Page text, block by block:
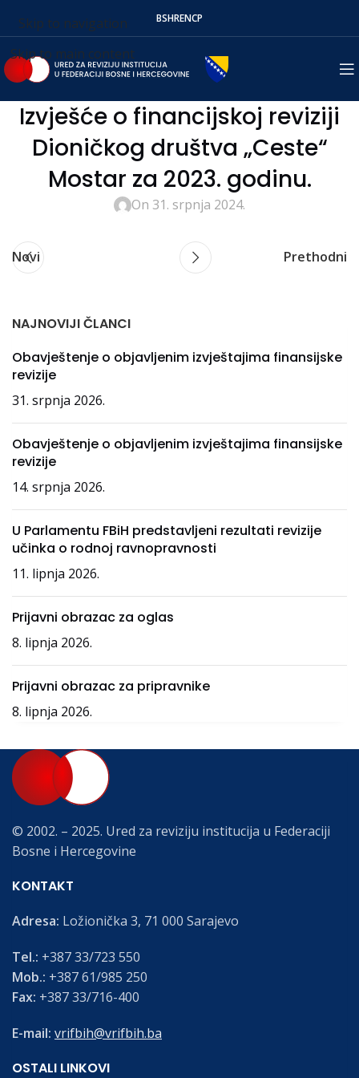
Skip to navigation
Skip to main content
BSHRENСР
Izvješće o financijskoj reviziji
Dioničkog društva „Ceste“
Mostar za 2023. godinu.
On 31. srpnja 2024.
Novi Prethodni
NAJNOVIJI ČLANCI
Obavještenje o objavljenim izvještajima finansijske
revizije
31. srpnja 2026.
Obavještenje o objavljenim izvještajima finansijske
revizije
14. srpnja 2026.
U Parlamentu FBiH predstavljeni rezultati revizije
učinka o rodnoj ravnopravnosti
11. lipnja 2026.
Prijavni obrazac za oglas
8. lipnja 2026.
Prijavni obrazac za pripravnike
8. lipnja 2026.
© 2002. – 2025. Ured za reviziju institucija u Federaciji
Bosne i Hercegovine
KONTAKT
Adresa: Ložionička 3, 71 000 Sarajevo
Tel.: +387 33/723 550
Mob.: +387 61/985 250
Fax: +387 33/716-400
E-mail: vrifbih@vrifbih.ba
OSTALI LINKOVI